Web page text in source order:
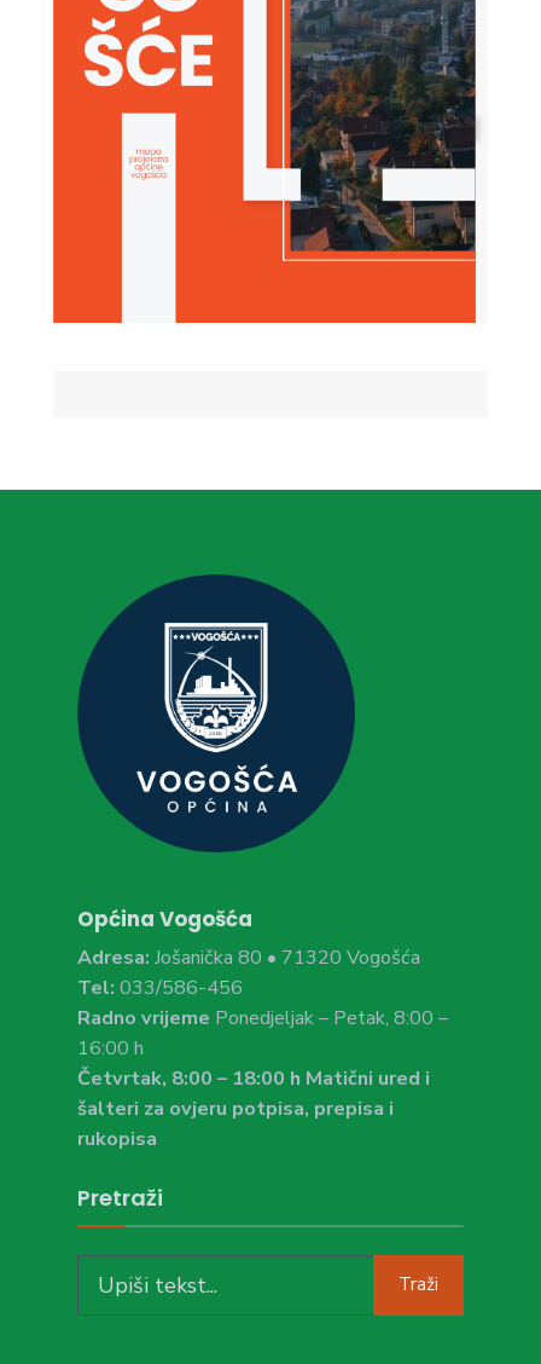
Općina Vogošća
Adresa: Jošanička 80 • 71320 Vogošća
Tel: 033/586-456
Radno vrijeme Ponedjeljak – Petak, 8:00 –
16:00 h
Četvrtak, 8:00 – 18:00 h Matični ured i
šalteri za ovjeru potpisa, prepisa i
rukopisa
Pretraži
for:
Traži